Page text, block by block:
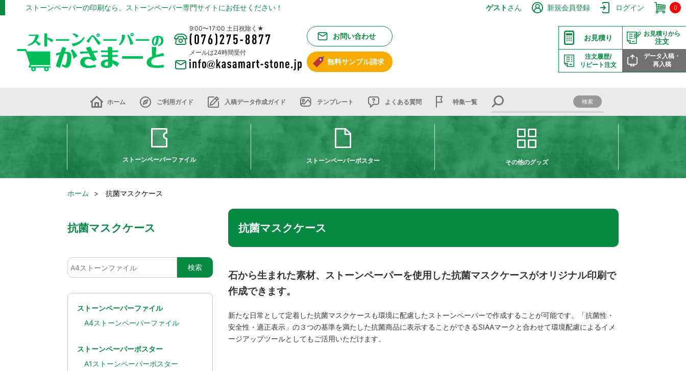
ストーンペーパーの印刷なら、ストーンペーパー専門サイトにお任せください！ ゲストさん 新規会員登録 ログイン 0
9:00〜17:00 土日祝除く★
メールは24時間受付
お問い合わせ
無料サンプル請求
お見積り お見積りから
注文
注文履歴/
リピート注文
データ入稿・
再入稿
ホーム ご利用ガイド 入稿データ作成ガイド テンプレート よくある質問 特集一覧
ストーンペーパーファイル ストーンペーパーポスター その他のグッズ
ホーム 抗菌マスクケース
抗菌マスクケース
石から生まれた素材、ストーンペーパーを使用した抗菌マスクケースがオリジナル印刷で
作成できます。
新たな日常として定着した抗菌マスクケースも環境に配慮したストーンペーパーで作成することが可能です。「抗菌性・
安全性・適正表示」の３つの基準を満たした抗菌商品に表示することができるSIAAマークと合わせて環境配慮によるイメ
ージアップツールとしてもご活用いただけます。
抗菌マスクケース
ストーンペーパーファイル
A4ストーンペーパーファイル
ストーンペーパーポスター
A1ストーンペーパーポスター